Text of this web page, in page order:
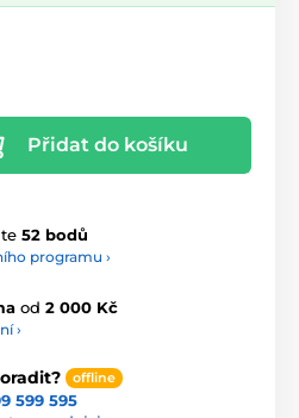
Přidat do košíku
52 bodů
programu ›
od 2 000 Kč
›
offline
599 595